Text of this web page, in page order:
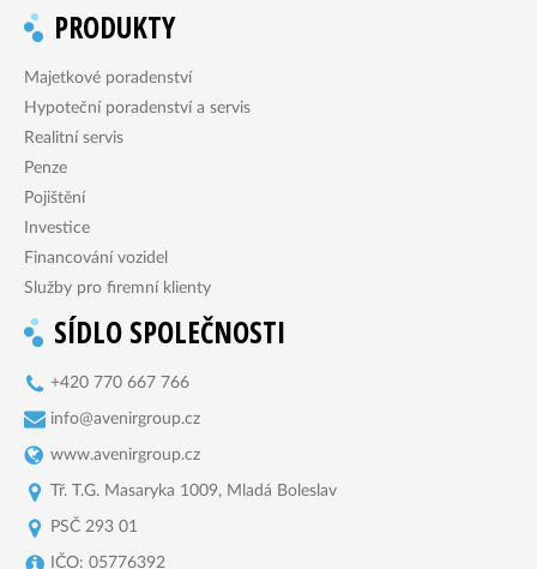
PRODUKTY
Majetkové poradenství
Hypoteční poradenství a servis
Realitní servis
Penze
Pojištění
Investice
Financování vozidel
Služby pro firemní klienty
SÍDLO SPOLEČNOSTI
+420 770 667 766
info@avenirgroup.cz
www.avenirgroup.cz
Tř. T.G. Masaryka 1009, Mladá Boleslav
PSČ 293 01
IČO: 05776392